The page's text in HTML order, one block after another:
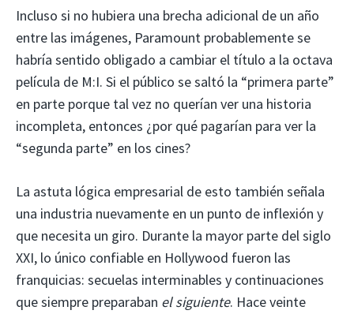
Incluso si no hubiera una brecha adicional de un año
entre las imágenes, Paramount probablemente se
habría sentido obligado a cambiar el título a la octava
película de M:I. Si el público se saltó la “primera parte”
en parte porque tal vez no querían ver una historia
incompleta, entonces ¿por qué pagarían para ver la
“segunda parte” en los cines?
La astuta lógica empresarial de esto también señala
una industria nuevamente en un punto de inflexión y
que necesita un giro. Durante la mayor parte del siglo
XXI, lo único confiable en Hollywood fueron las
franquicias: secuelas interminables y continuaciones
que siempre preparaban el siguiente. Hace veinte